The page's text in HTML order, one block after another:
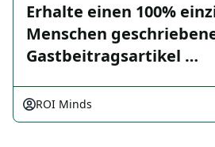
Erhalte einen 100%
Menschen
Gastbeitragsartikel …
ROI Minds